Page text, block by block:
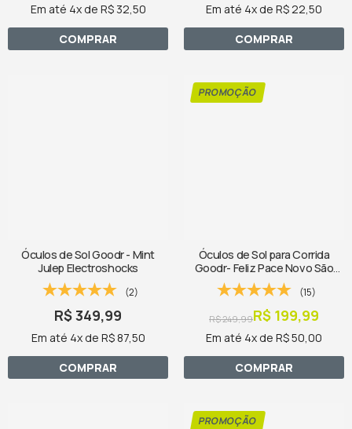
Em até 4x de R$ 32,50
COMPRAR
Em até 4x de R$ 22,50
COMPRAR
Óculos de Sol Goodr - Mint
Julep Electroshocks
(2)
R$ 349,99
Em até 4x de R$ 87,50
COMPRAR
Óculos de Sol para Corrida
Goodr- Feliz Pace Novo São
Silvestre
(15)
R$ 199,99
R$ 249,99
Em até 4x de R$ 50,00
COMPRAR